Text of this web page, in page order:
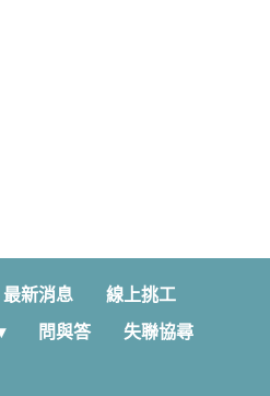
最新消息
線上挑工
問與答
失聯協尋